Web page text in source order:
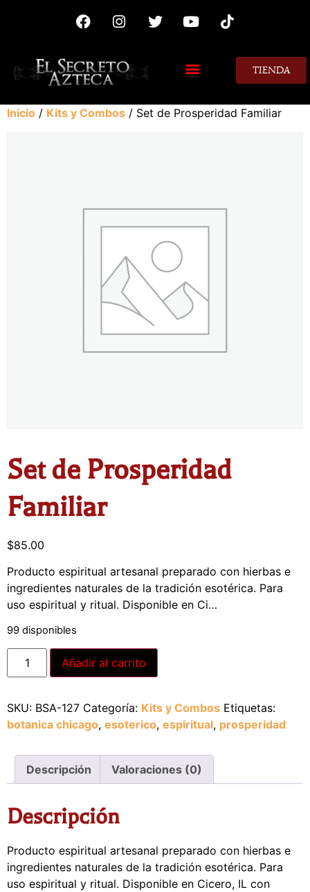
TIENDA
Inicio / Kits y Combos / Set de Prosperidad Familiar
Set de Prosperidad
Familiar
$85.00
Producto espiritual artesanal preparado con hierbas e
ingredientes naturales de la tradición esotérica. Para
uso espiritual y ritual. Disponible en Ci…
99 disponibles
Añadir al carrito
SKU: BSA-127 Categoría: Kits y Combos Etiquetas:
botanica chicago, esoterico, espiritual, prosperidad
Descripción Valoraciones (0)
Descripción
Producto espiritual artesanal preparado con hierbas e
ingredientes naturales de la tradición esotérica. Para
uso espiritual y ritual. Disponible en Cicero, IL con